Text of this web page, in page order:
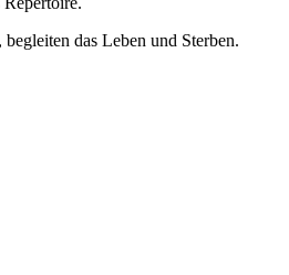
das Leben und Sterben.